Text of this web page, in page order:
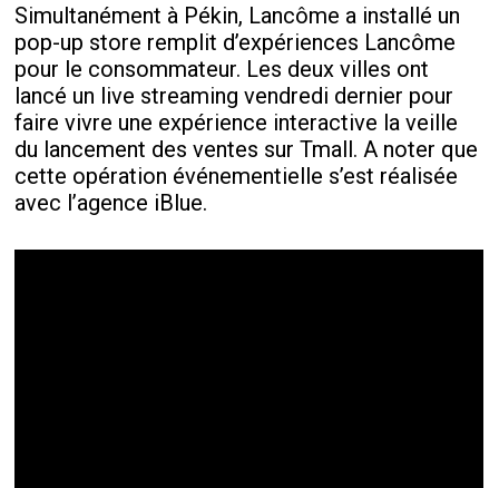
Simultanément à Pékin, Lancôme a installé un
pop-up store remplit d’expériences Lancôme
pour le consommateur. Les deux villes ont
lancé un live streaming vendredi dernier pour
faire vivre une expérience interactive la veille
du lancement des ventes sur Tmall. A noter que
cette opération événementielle s’est réalisée
avec l’agence iBlue.